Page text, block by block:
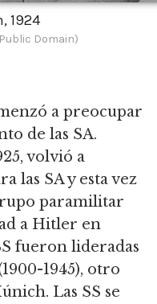
1924
Domain)
a preocupar
de las SA.
volvió a
las SA y esta vez
paramilitar
a Hitler en
fueron lideradas
1945), otro
Las SS se